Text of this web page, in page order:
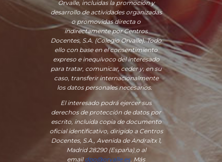
Orvalle, incluidas la promoción y
desarrollo de actividades organizadas
o promovidas directa o
indirectamente por Centros
Docentes, S.A. (Colegio Orvalle). Todo
ello con base en el consentimiento
expreso e inequívoco del interesado
para tratar, comunicar, ceder y, en su
caso, transferir internacionalmente
los datos personales necesarios.
El interesado podrá ejercer sus
derechos de protección de datos por
escrito, incluida copia de documento
oficial identificativo, dirigido a Centros
Docentes, S.A., Avenida de Andraitx 1,
Madrid 28290 (España),o al
emaildpo@orvalle.es. Más